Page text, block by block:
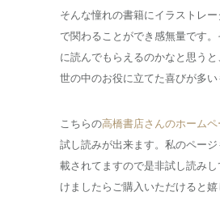
そんな憧れの書籍にイラストレ
で関わることができ感無量です
に読んでもらえるのかなと思う
世の中のお役に立てた喜びが多い
こちらの高橋書店さんのホームペ
試し読みが出来ます。私のペー
載されてますので是非試し読み
けましたらご購入いただけると嬉